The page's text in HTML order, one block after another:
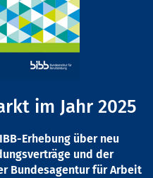
im Jahr 2025
Erhebung über neu
und der
Bundesagentur für Arbeit